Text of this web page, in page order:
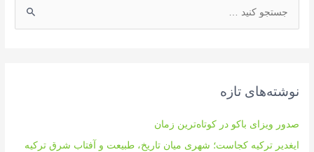
ی
نوشته‌های تازه
صدور ویزای باکو در کوتاه‌ترین زمان
ایغدیر ترکیه کجاست؛ شهری میان تاریخ، طبیعت و آفتاب شرق ترکیه